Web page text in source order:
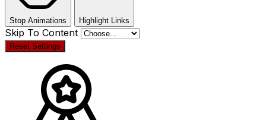
Stop Animations Highlight Links
Skip To Content
Reset Settings